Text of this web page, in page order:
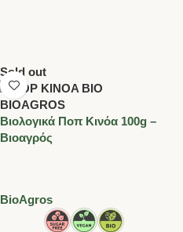
Sold out
Βιολογικά Ποπ Κινόα 100g –
Βιοαγρός
BioAgros